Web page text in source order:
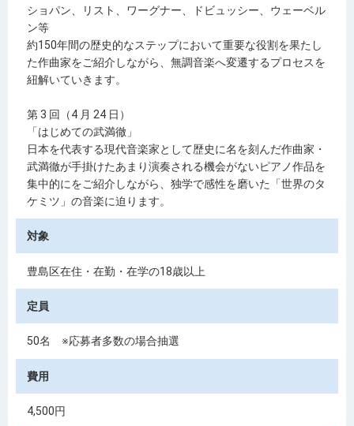
ショパン、リスト、ワーグナー、ドビュッシー、ウェーベル
ン等
約150年間の歴史的なステップにおいて重要な役割を果たし
た作曲家をご紹介しながら、無調音楽へ変遷するプロセスを
紐解いていきます。
第 3 回（4 月 24 日）
「はじめての武満徹」
日本を代表する現代音楽家として歴史に名を刻んだ作曲家・
武満徹が手掛けたあまり演奏される機会がないピアノ作品を
集中的にをご紹介しながら、独学で感性を磨いた「世界のタ
ケミツ」の音楽に迫ります。
対象
豊島区在住・在勤・在学の18歳以上
定員
50名 ※応募者多数の場合抽選
費用
4,500円